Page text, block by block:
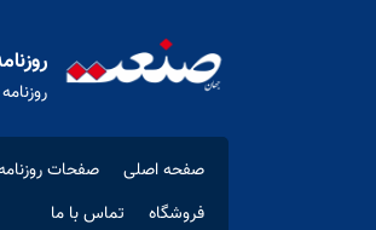
صفحه اصلی صفحات
فروشگاه
تماس با ما